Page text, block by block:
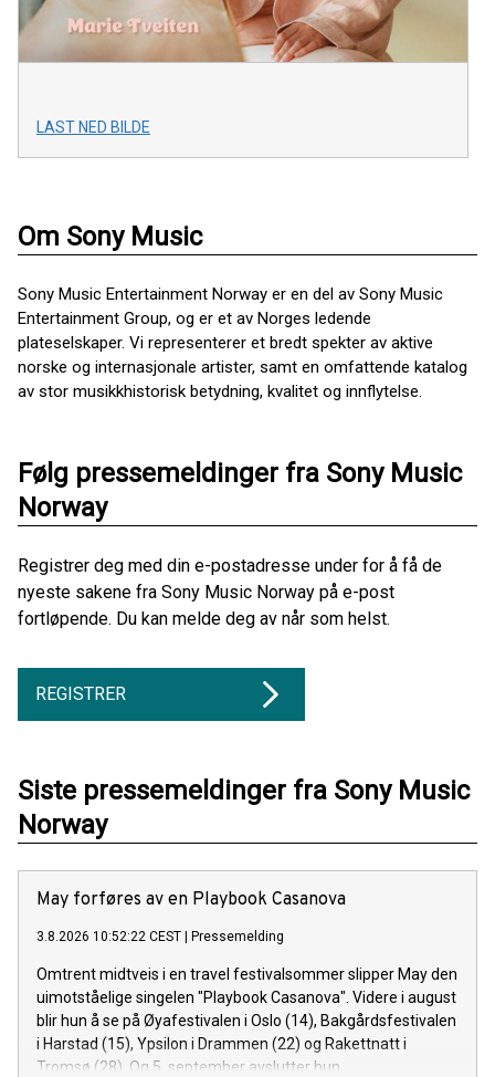
LAST NED BILDE
Om Sony Music
Sony Music Entertainment Norway er en del av Sony Music
Entertainment Group, og er et av Norges ledende
plateselskaper. Vi representerer et bredt spekter av aktive
norske og internasjonale artister, samt en omfattende katalog
av stor musikkhistorisk betydning, kvalitet og innflytelse.
Følg pressemeldinger fra Sony Music
Norway
Registrer deg med din e-postadresse under for å få de
nyeste sakene fra Sony Music Norway på e-post
fortløpende. Du kan melde deg av når som helst.
REGISTRER
Siste pressemeldinger fra Sony Music
Norway
May forføres av en Playbook Casanova
3.8.2026 10:52:22 CEST Pressemelding
Omtrent midtveis i en travel festivalsommer slipper May den
uimotståelige singelen "Playbook Casanova". Videre i august
blir hun å se på Øyafestivalen i Oslo (14), Bakgårdsfestivalen
i Harstad (15), Ypsilon i Drammen (22) og Rakettnatt i
Tromsø (28). Og 5. september avslutter hun